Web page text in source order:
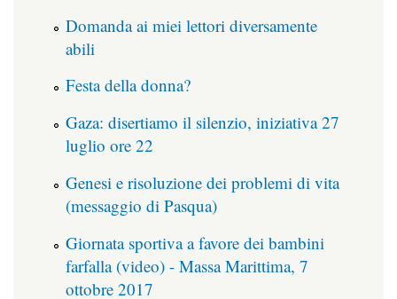
Domanda ai miei lettori diversamente
abili
Festa della donna?
Gaza: disertiamo il silenzio, iniziativa 27
luglio ore 22
Genesi e risoluzione dei problemi di vita
(messaggio di Pasqua)
Giornata sportiva a favore dei bambini
farfalla (video) - Massa Marittima, 7
ottobre 2017